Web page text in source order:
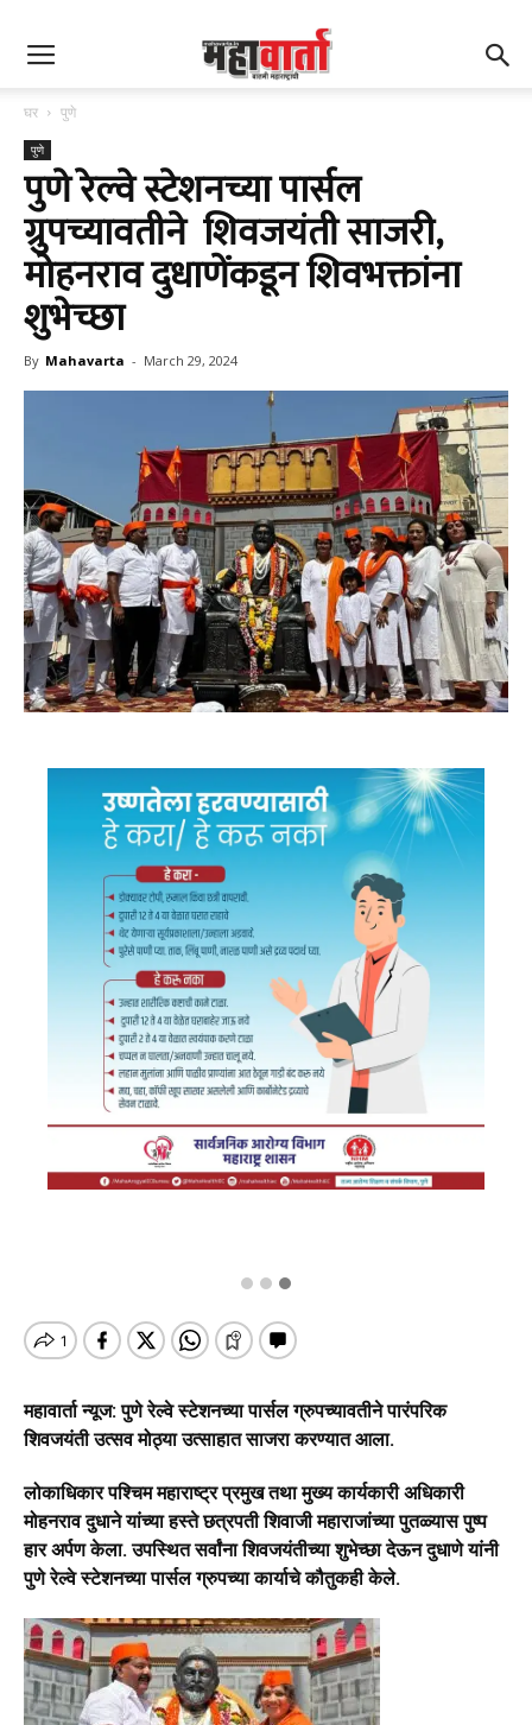
घर पुणे
पुणे
पुणे रेल्वे स्टेशनच्या पार्सल
ग्रुपच्यावतीने शिवजयंती साजरी,
मोहनराव दुधाणेंकडून शिवभक्तांना
शुभेच्छा
By Mahavarta - March 29, 2024
महावार्ता न्यूज: पुणे रेल्वे स्टेशनच्या पार्सल ग्रुपच्यावतीने पारंपरिक
शिवजयंती उत्सव मोठ्या उत्साहात साजरा करण्यात आला.
लोकाधिकार पश्चिम महाराष्ट्र प्रमुख तथा मुख्य कार्यकारी अधिकारी
मोहनराव दुधाने यांच्या हस्ते छत्रपती शिवाजी महाराजांच्या पुतळ्यास पुष्प
हार अर्पण केला. उपस्थित सर्वांना शिवजयंतीच्या शुभेच्छा देऊन दुधाणे यांनी
पुणे रेल्वे स्टेशनच्या पार्सल ग्रुपच्या कार्याचे कौतुकही केले.